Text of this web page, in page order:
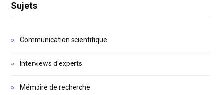
Sujets
Communication scientifique
Interviews d'experts
Mémoire de recherche